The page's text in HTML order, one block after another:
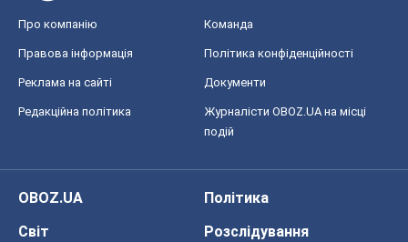
Про компанію Команда
Правова інформація Політика конфіденційності
Реклама на сайті Документи
Редакційна політика
Журналісти OBOZ.UA на місці
подій
OBOZ.UA
Політика
Світ
Розслідування